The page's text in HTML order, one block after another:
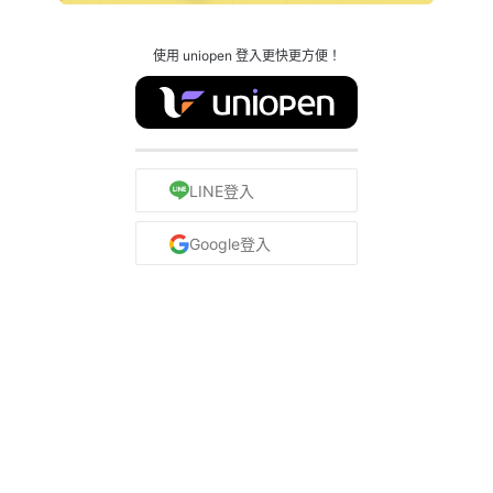
使用 uniopen 登入更快更方便！
LINE登入
Google登入